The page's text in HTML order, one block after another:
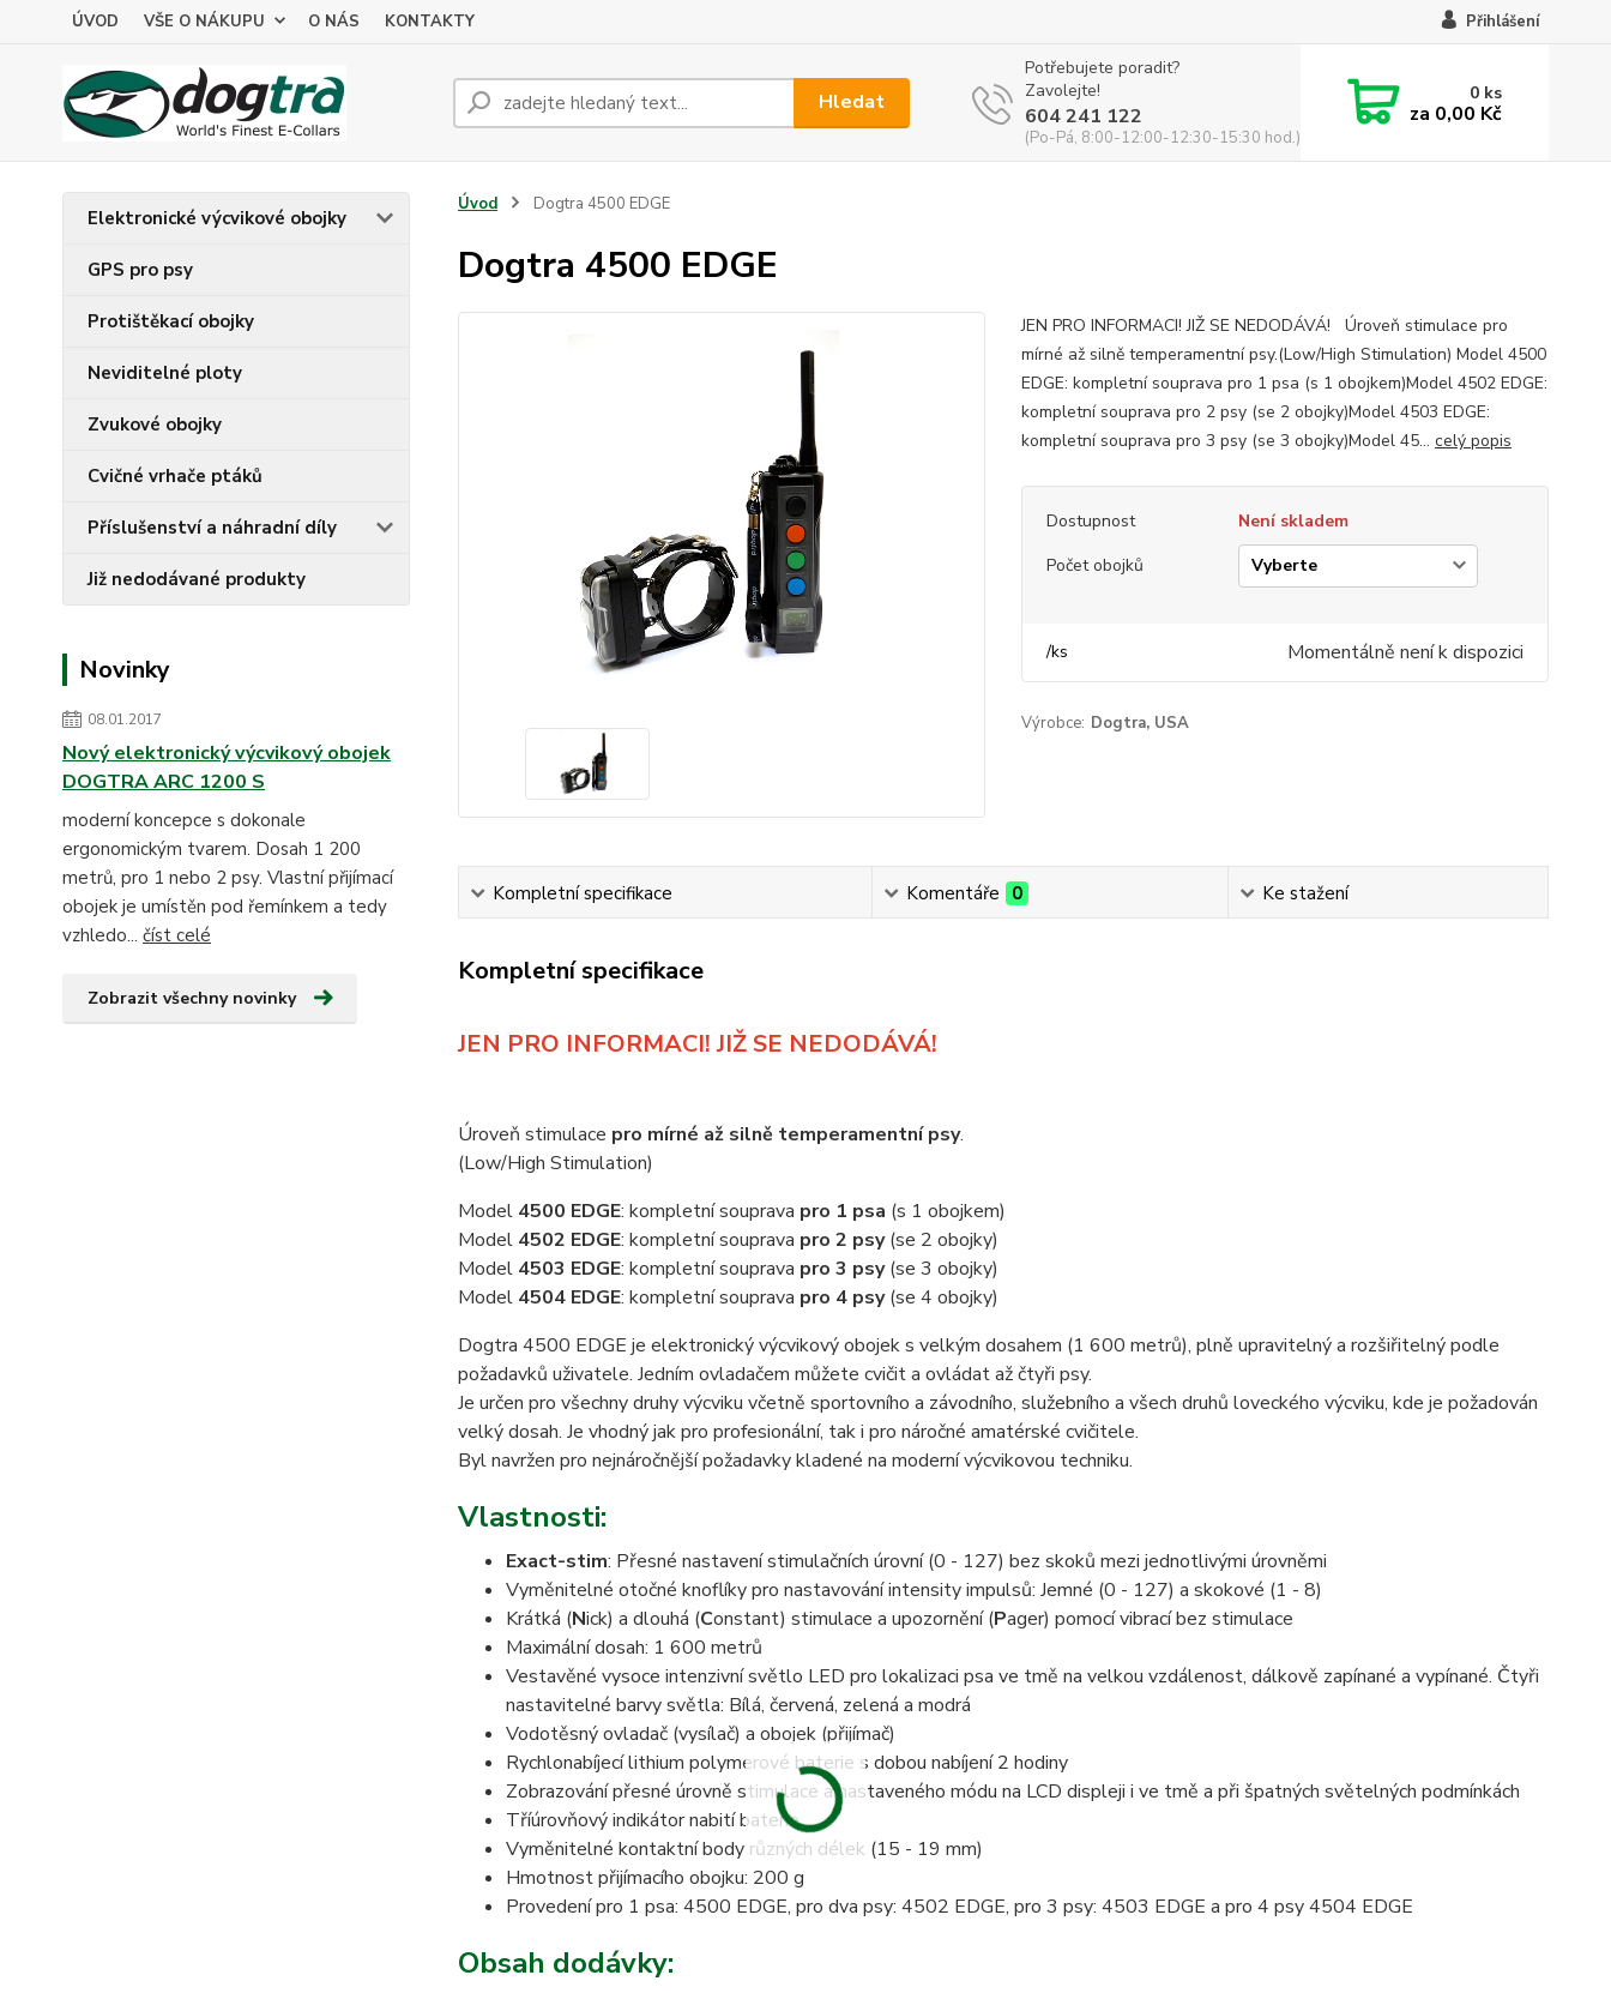
ÚVOD VŠE O NÁKUPU O NÁS KONTAKTY Přihlášení
Hledat
Potřebujete poradit?
Zavolejte!
604 241 122
(Po-Pá, 8:00-12:00-12:30-15:30 hod.)
0 ks
za 0,00 Kč
Elektronické výcvikové obojky
GPS pro psy
Protištěkací obojky
Neviditelné ploty
Zvukové obojky
Cvičné vrhače ptáků
Příslušenství a náhradní díly
Již nedodávané produkty
Novinky
08.01.2017
Nový elektronický výcvikový obojek
DOGTRA ARC 1200 S
moderní koncepce s dokonale
ergonomickým tvarem. Dosah 1 200
metrů, pro 1 nebo 2 psy. Vlastní přijímací
obojek je umístěn pod řemínkem a tedy
vzhledo... číst celé
Zobrazit všechny novinky
Úvod Dogtra 4500 EDGE
Dogtra 4500 EDGE
JEN PRO INFORMACI! JIŽ SE NEDODÁVÁ! Úroveň stimulace pro
mírné až silně temperamentní psy.(Low/High Stimulation) Model 4500
EDGE: kompletní souprava pro 1 psa (s 1 obojkem)Model 4502 EDGE:
kompletní souprava pro 2 psy (se 2 obojky)Model 4503 EDGE:
kompletní souprava pro 3 psy (se 3 obojky)Model 45... celý popis
Dostupnost
Není skladem
Počet obojků
/ks Momentálně není k dispozici
Výrobce: Dogtra, USA
Kompletní specifikace Komentáře 0 Ke stažení
Kompletní specifikace
JEN PRO INFORMACI! JIŽ SE NEDODÁVÁ!
Úroveň stimulace pro mírné až silně temperamentní psy.
(Low/High Stimulation)
Model 4500 EDGE: kompletní souprava pro 1 psa (s 1 obojkem)
Model 4502 EDGE: kompletní souprava pro 2 psy(se 2 obojky)
Model 4503 EDGE: kompletní souprava pro 3 psy(se 3 obojky)
Model 4504 EDGE: kompletní souprava pro 4 psy(se 4 obojky)
Dogtra 4500 EDGE je elektronický výcvikový obojek s velkým dosahem (1 600 metrů), plně upravitelný a rozšiřitelný podle
požadavků uživatele. Jedním ovladačem můžete cvičit a ovládat až čtyři psy.
Je určen pro všechny druhy výcviku včetně sportovního a závodního, služebního a všech druhů loveckého výcviku, kde je požadován
velký dosah. Je vhodný jak pro profesionální, tak i pro náročné amatérské cvičitele.
Byl navržen pro nejnáročnější požadavky kladené na moderní výcvikovou techniku.
Vlastnosti:
Exact-stim: Přesné nastavení stimulačních úrovní (0 - 127) bez skoků mezi jednotlivými úrovněmi
Vyměnitelné otočné knoflíky pro nastavování intensity impulsů: Jemné (0 - 127) a skokové (1 - 8)
Krátká (Nick) a dlouhá (Constant) stimulace a upozornění (Pager) pomocí vibrací bez stimulace
Maximální dosah: 1 600 metrů
Vestavěné vysoce intenzivní světlo LED pro lokalizaci psa ve tmě na velkou vzdálenost, dálkově zapínané a vypínané. Čtyři
nastavitelné barvy světla: Bílá, červená, zelená a modrá
Vodotěsný ovladač (vysílač) a obojek (přijímač)
Rychlonabíjecí lithium polymerové baterie s dobou nabíjení 2 hodiny
Zobrazování přesné úrovně stimulace a nastaveného módu na LCD displeji i ve tmě a při špatných světelných podmínkách
Tříúrovňový indikátor nabití baterie
Vyměnitelné kontaktní body různých délek (15 - 19 mm)
Hmotnost přijímacího obojku: 200 g
Provedení pro 1 psa: 4500 EDGE, pro dva psy: 4502 EDGE, pro 3 psy: 4503 EDGE a pro 4 psy 4504 EDGE
Obsah dodávky: